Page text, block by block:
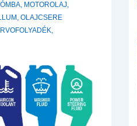
, MOTOROLAJ,
,OLAJCSERE
,